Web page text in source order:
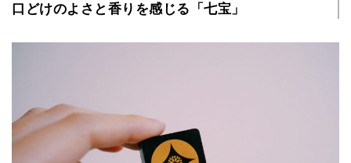
口どけのよさと香りを感じる「七宝」